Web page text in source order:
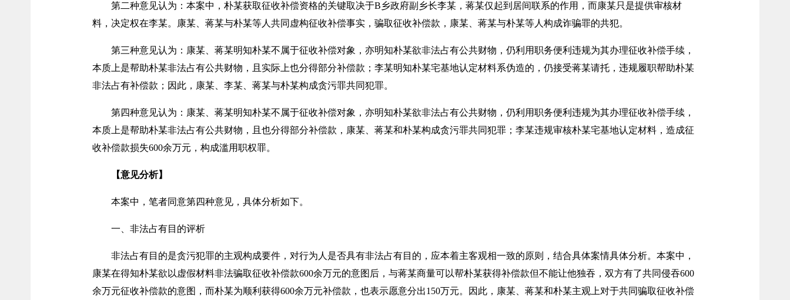
第二种意见认为：本案中，朴某获取征收补偿资格的关键取决于B乡政府副乡长李某，蒋某仅起到居间联系的作用，而康某只是提供审核材
料，决定权在李某。康某、蒋某与朴某等人共同虚构征收补偿事实，骗取征收补偿款，康某、蒋某与朴某等人构成诈骗罪的共犯。
第三种意见认为：康某、蒋某明知朴某不属于征收补偿对象，亦明知朴某欲非法占有公共财物，仍利用职务便利违规为其办理征收补偿手续，
本质上是帮助朴某非法占有公共财物，且实际上也分得部分补偿款；李某明知朴某宅基地认定材料系伪造的，仍接受蒋某请托，违规履职帮助朴某
非法占有补偿款；因此，康某、李某、蒋某与朴某构成贪污罪共同犯罪。
第四种意见认为：康某、蒋某明知朴某不属于征收补偿对象，亦明知朴某欲非法占有公共财物，仍利用职务便利违规为其办理征收补偿手续，
本质上是帮助朴某非法占有公共财物，且也分得部分补偿款，康某、蒋某和朴某构成贪污罪共同犯罪；李某违规审核朴某宅基地认定材料，造成征
收补偿款损失600余万元，构成滥用职权罪。
【意见分析】
本案中，笔者同意第四种意见，具体分析如下。
一、非法占有目的评析
非法占有目的是贪污犯罪的主观构成要件，对行为人是否具有非法占有目的，应本着主客观相一致的原则，结合具体案情具体分析。本案中，
康某在得知朴某欲以虚假材料非法骗取征收补偿款600余万元的意图后，与蒋某商量可以帮朴某获得补偿款但不能让他独吞，双方有了共同侵吞600
余万元征收补偿款的意图，而朴某为顺利获得600余万元补偿款，也表示愿意分出150万元。因此，康某、蒋某和朴某主观上对于共同骗取征收补偿